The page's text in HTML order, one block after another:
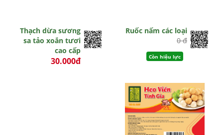
Thạch dừa sương
sa tảo xoắn tươi
cao cấp
30.000đ
Ruốc nấm các loại
0 đ
Còn hiệu lực